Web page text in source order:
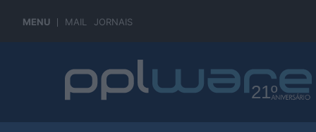
MENU MAIL JORNAIS